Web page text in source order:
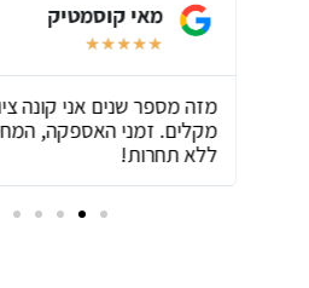
מאי קוסמטיק
★
★
★
★
★
מזה מספר שנים אני קונה
מקלים. זמני האספקה,
ללא תחרות!